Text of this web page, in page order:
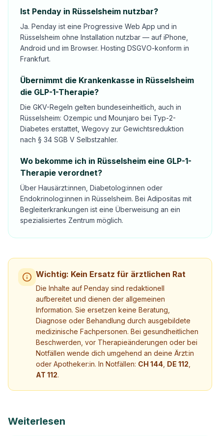
Ist Penday in Rüsselsheim nutzbar?
Ja. Penday ist eine Progressive Web App und in
Rüsselsheim ohne Installation nutzbar — auf iPhone,
Android und im Browser. Hosting DSGVO-konform in
Frankfurt.
Übernimmt die Krankenkasse in Rüsselsheim
die GLP-1-Therapie?
Die GKV-Regeln gelten bundeseinheitlich, auch in
Rüsselsheim: Ozempic und Mounjaro bei Typ-2-
Diabetes erstattet, Wegovy zur Gewichtsreduktion
nach § 34 SGB V Selbstzahler.
Wo bekomme ich in Rüsselsheim eine GLP-1-
Therapie verordnet?
Über Hausärzt:innen, Diabetolog:innen oder
Endokrinolog:innen in Rüsselsheim. Bei Adipositas mit
Begleiterkrankungen ist eine Überweisung an ein
spezialisiertes Zentrum möglich.
Wichtig: Kein Ersatz für ärztlichen Rat
Die Inhalte auf Penday sind redaktionell
aufbereitet und dienen der allgemeinen
Information. Sie ersetzen keine Beratung,
Diagnose oder Behandlung durch ausgebildete
medizinische Fachpersonen. Bei gesundheitlichen
Beschwerden, vor Therapieänderungen oder bei
Notfällen wende dich umgehend an deine Ärzt:in
oder Apotheker:in. In Notfällen: CH 144 DE 112
AT 112.
Weiterlesen